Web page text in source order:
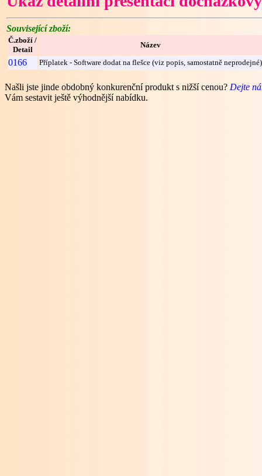
Související zboží:
Č.zboží /
Detail
Název
0166 Příplatek - Software dodat na flešce (viz popis, samostatně neprodejné)
Našli jste jinde obdobný konkurenční produkt s nižší cenou? Dejte
Vám sestavit ještě výhodnější nabídku.